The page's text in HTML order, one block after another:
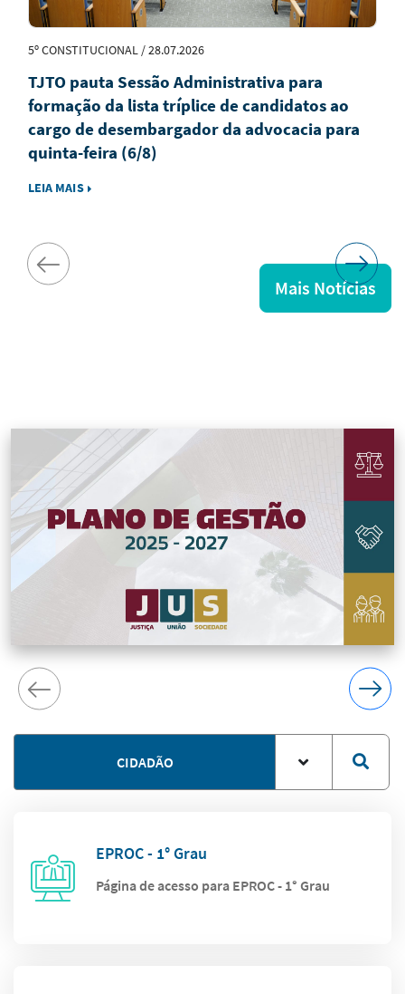
5º CONSTITUCIONAL / 28.07.2026
TJTO pauta Sessão Administrativa para
formação da lista tríplice de candidatos ao
cargo de desembargador da advocacia para
quinta-feira (6/8)
LEIA MAIS
Mais Notícias
CIDADÃO
EPROC - 1° Grau
Página de acesso para EPROC - 1° Grau